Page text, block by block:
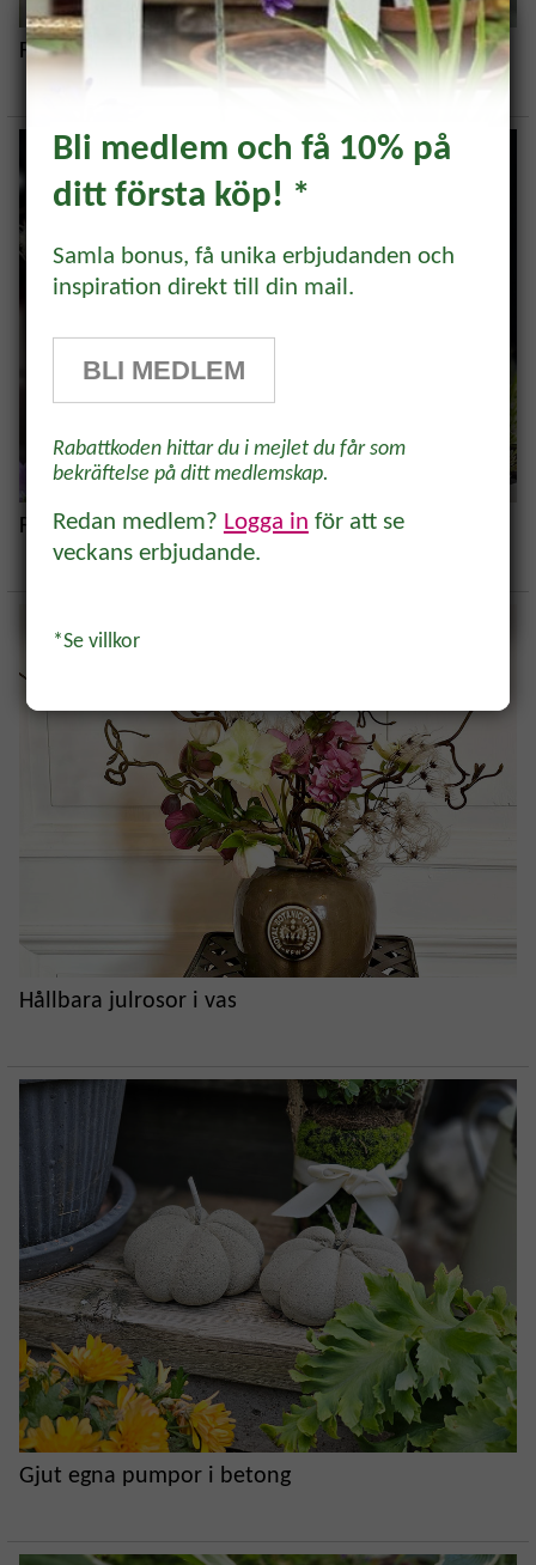
Få syrener att hålla länge i vas
Förnya vasen - inspiration och tips
Hållbara julrosor i vas
Gjut egna pumpor i betong
Prenumerera och få 10%
rabatt!
få 10% rabatt på ett köp* Tips,
inkorgen.
Bli medlem och få 10% på
ditt första köp! *
Samla bonus, få unika erbjudanden och
inspiration direkt till din mail.
BLI MEDLEM
Rabattkoden hittar du i mejlet du får som
bekräftelse på ditt medlemskap.
Redan medlem? Logga in för att se
veckans erbjudande.
*Se villkor